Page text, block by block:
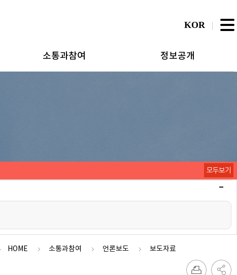
소통과참여 정보공개
KOR
모두보기
HOME 소통과참여 언론보도 보도자료